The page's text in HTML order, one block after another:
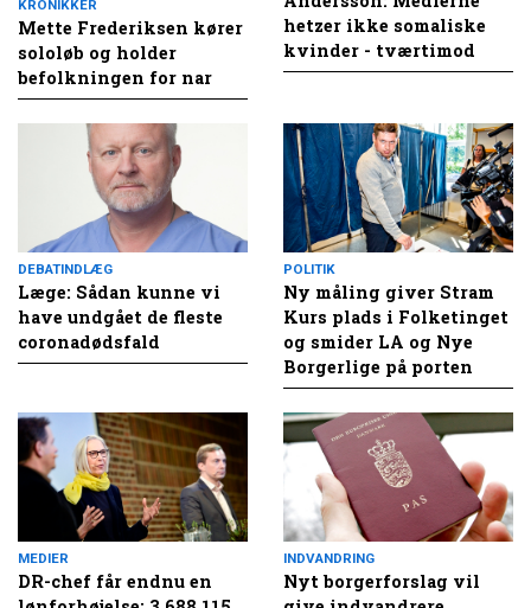
KRONIKKER
Mette Frederiksen kører
sololøb og holder
befolkningen for nar
hetzer ikke somaliske
kvinder - tværtimod
DEBATINDLÆG
Læge: Sådan kunne vi
have undgået de fleste
coronadødsfald
POLITIK
Ny måling giver Stram
Kurs plads i Folketinget
og smider LA og Nye
Borgerlige på porten
MEDIER
DR-chef får endnu en
INDVANDRING
Nyt borgerforslag vil